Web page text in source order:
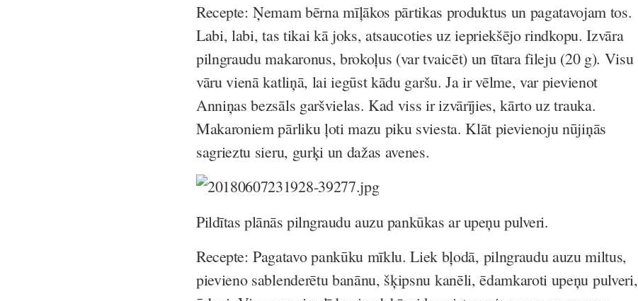
Recepte:Ņemam bērna mīļākos pārtikas produktus un pagatavojam tos.
Labi, labi, tas tikai kā joks, atsaucoties uz iepriekšējo rindkopu. Izvāra
pilngraudu makaronus, brokoļus (var tvaicēt) un tītara fileju (20 g). Visu
vāru vienā katliņā, lai iegūst kādu garšu. Ja ir vēlme, var pievienot
Anniņas bezsāls garšvielas. Kad viss ir izvārījies, kārto uz trauka.
Makaroniem pārliku ļoti mazu piku sviesta. Klāt pievienoju nūjiņās
sagrieztu sieru, gurķi un dažas avenes.
Pildītas plānās pilngraudu auzu pankūkas ar upeņu pulveri.
Recepte:Pagatavo pankūku mīklu. Liek bļodā, pilngraudu auzu miltus,
pievieno sablenderētu banānu, šķipsnu kanēli, ēdamkaroti upeņu pulveri,